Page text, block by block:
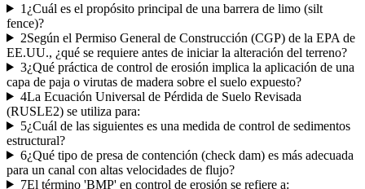
1 ¿Cuál es el propósito principal de una barrera de limo (silt
fence)?
2Según el Permiso General de Construcción (CGP) de la EPA de
EE.UU., ¿qué se requiere antes de iniciar la alteración del terreno?
3¿Qué práctica de control de erosión implica la aplicación de una
capa de paja o virutas de madera sobre el suelo expuesto?
4La Ecuación Universal de Pérdida de Suelo Revisada
(RUSLE2) se utiliza para:
5¿Cuál de las siguientes es una medida de control de sedimentos
estructural?
6¿Qué tipo de presa de contención (check dam) es más adecuada
para un canal con altas velocidades de flujo?
7El término 'BMP' en control de erosión se refiere a: